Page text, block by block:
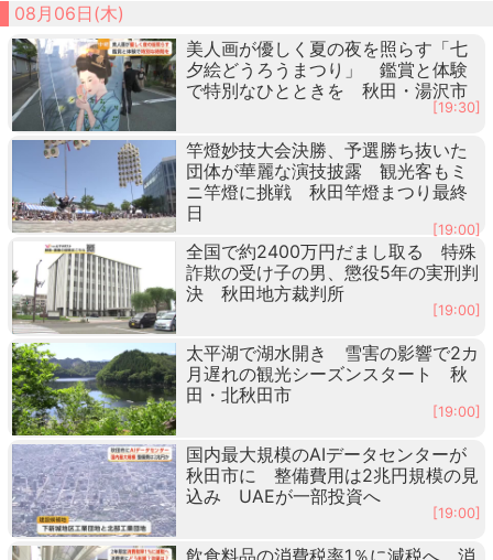
08月06日(木)
美人画が優しく夏の夜を照らす「七
夕絵どうろうまつり」 鑑賞と体験
で特別なひとときを 秋田・湯沢市
[19:30]
竿燈妙技大会決勝、予選勝ち抜いた
団体が華麗な演技披露 観光客もミ
ニ竿燈に挑戦 秋田竿燈まつり最終
日
[19:00]
全国で約2400万円だまし取る 特殊
詐欺の受け子の男、懲役5年の実刑判
決 秋田地方裁判所
[19:00]
太平湖で湖水開き 雪害の影響で2カ
月遅れの観光シーズンスタート 秋
田・北秋田市
[19:00]
国内最大規模のAIデータセンターが
秋田市に 整備費用は2兆円規模の見
込み UAEが一部投資へ
[19:00]
飲食料品の消費税率1％に減税へ 消